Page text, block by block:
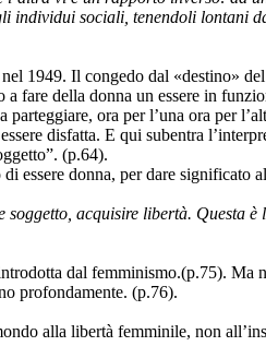
individui sociali, tenendoli lontani
1949. Il congedo dal «destino»
fare della donna un essere in
ora per l’una ora per
disfatta. E qui subentra
(p.64).
essere donna, per dare significato
acquisire libertà. Questa
dal femminismo.(p.75).
profondamente. (p.76).
alla libertà femminile, non